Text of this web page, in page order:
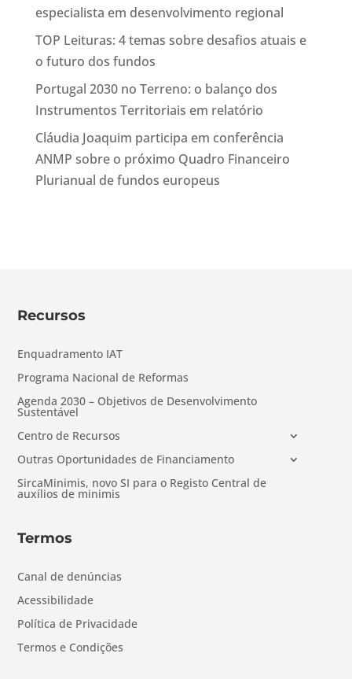
especialista em desenvolvimento regional
TOP Leituras: 4 temas sobre desafios atuais e
o futuro dos fundos
Portugal 2030 no Terreno: o balanço dos
Instrumentos Territoriais em relatório
Cláudia Joaquim participa em conferência
ANMP sobre o próximo Quadro Financeiro
Plurianual de fundos europeus
Recursos
Enquadramento IAT
Programa Nacional de Reformas
Agenda 2030 – Objetivos de Desenvolvimento
Sustentável
Centro de Recursos
Outras Oportunidades de Financiamento
SircaMinimis, novo SI para o Registo Central de
auxílios de minimis
Termos
Canal de denúncias
Acessibilidade
Política de Privacidade
Termos e Condições